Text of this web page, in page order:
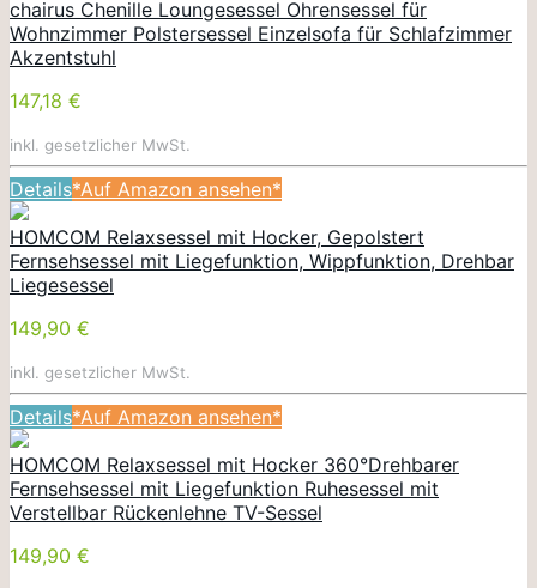
chairus Chenille Loungesessel Ohrensessel für
Wohnzimmer Polstersessel Einzelsofa für Schlafzimmer
Akzentstuhl
147,18 €
inkl. gesetzlicher MwSt.
Details*Auf Amazon ansehen*
HOMCOM Relaxsessel mit Hocker, Gepolstert
Fernsehsessel mit Liegefunktion, Wippfunktion, Drehbar
Liegesessel
149,90 €
inkl. gesetzlicher MwSt.
Details*Auf Amazon ansehen*
HOMCOM Relaxsessel mit Hocker 360°Drehbarer
Fernsehsessel mit Liegefunktion Ruhesessel mit
Verstellbar Rückenlehne TV-Sessel
149,90 €